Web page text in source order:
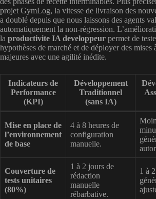
projet GymLog, la vitesse de livraison des
a doublé depuis que nous laissons des agents
automatiquement la non-régression.
la productivite IA developpeur permet de
hypothèses de marché et de déployer des mises
majeures avec une agilité inédite.
Indicateurs de
Performance
(KPI)
Développement
Traditionnel
(sans IA)
Mise en place de
l’environnement
de base
4 à 8 heures de
configuration
manuelle.
Couverture de
tests unitaires
(80%)
1 à 2 jours de
rédaction
manuelle
rébarbative.
1 à